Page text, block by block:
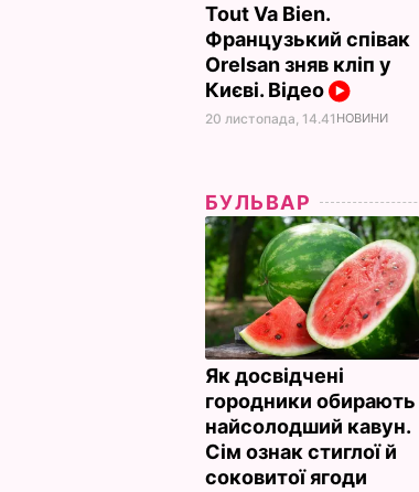
Tout Va Bien.
Французький співак
Orelsan зняв кліп у
Києві. Відео
20 листопада, 14.41 НОВИНИ
БУЛЬВАР
Як досвідчені
городники обирають
найсолодший кавун.
Сім ознак стиглої й
соковитої ягоди